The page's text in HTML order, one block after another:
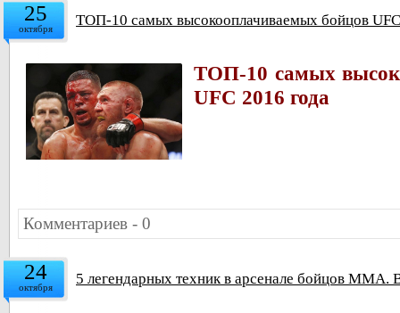
25
октября ТОП-10 самых высокооплачиваемых бойцов
ТОП-10 самых
UFC 2016 года
Комментариев - 0
24
октября 5 легендарных техник в арсенале бойцов ММА.